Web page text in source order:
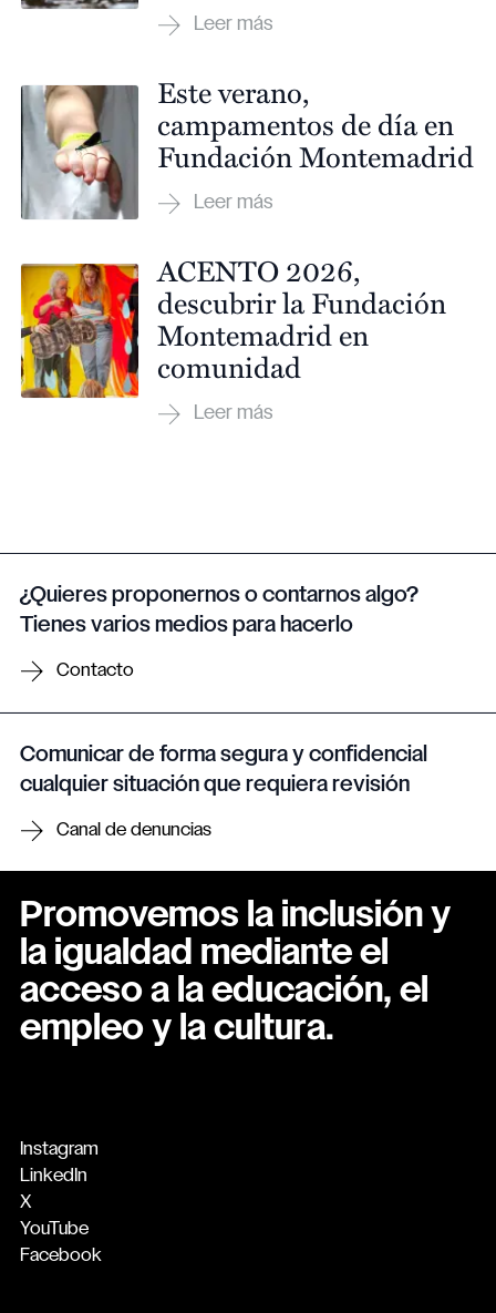
Este verano,
campamentos de día en
Fundación Montemadrid
ACENTO 2026,
descubrir la Fundación
Montemadrid en
comunidad
¿Quieres proponernos o contarnos algo?
Tienes varios medios para hacerlo
Contacto
Comunicar de forma segura y confidencial
cualquier situación que requiera revisión
Canal de denuncias
Promovemos la inclusión y
la igualdad mediante el
acceso a la educación, el
empleo y la cultura.
Instagram
LinkedIn
X
YouTube
Facebook